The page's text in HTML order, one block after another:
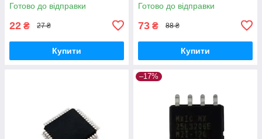
Готово до відправки
22 ₴ 27 ₴
Купити
Готово до відправки
73 ₴ 88 ₴
Купити
–17%